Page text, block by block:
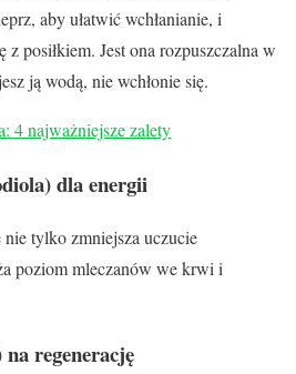
aby ułatwić wchłanianie, i
posiłkiem. Jest ona rozpuszczalna w
ją wodą, nie wchłonie się.
4 najważniejsze zalety
dla energii
tylko zmniejsza uczucie
poziom mleczanów we krwi i
regenerację